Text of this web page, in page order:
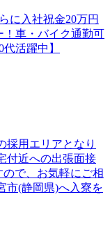
に入社祝金20万円
車・バイク通勤可
活躍中】
用エリアとなり
付近への出張面接
ので、お気軽にご相
市(静岡県)へ入寮を